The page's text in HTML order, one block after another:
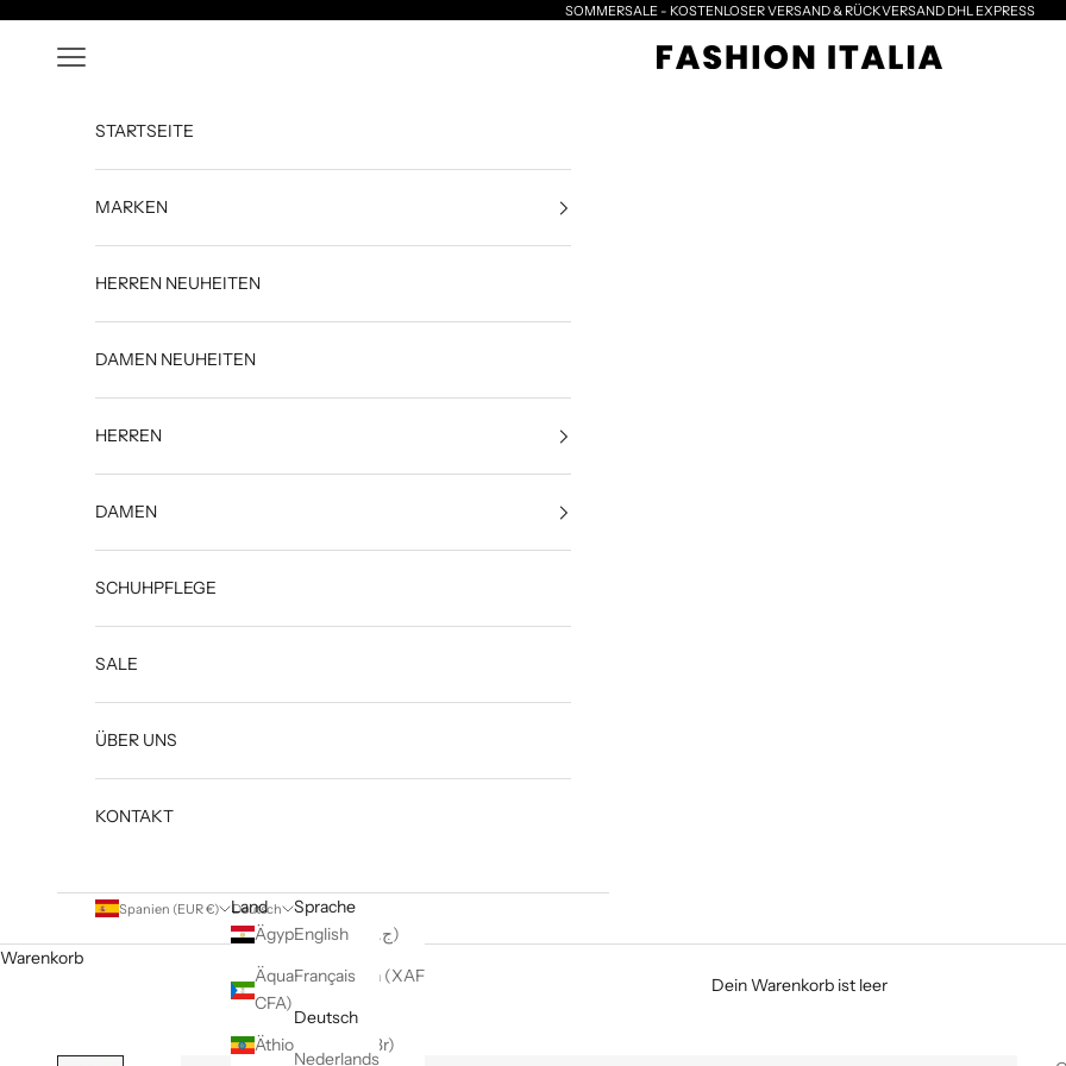
SOMMERSALE - KOSTENLOSER VERSAND & RÜCKVERSAND DHL EXPRESS
Santoni - Fashionitalia
Menü
STARTSEITE
MARKEN
HERREN NEUHEITEN
DAMEN NEUHEITEN
HERREN
DAMEN
SCHUHPFLEGE
SALE
ÜBER UNS
KONTAKT
Spanien (EUR €)
Land
Ägypten (EGP ج.م)
Äquatorialguinea (XAF
CFA)
Äthiopien (ETB Br)
Deutsch
Sprache
English
Français
Deutsch
Nederlands
Warenkorb
Dein Warenkorb ist leer